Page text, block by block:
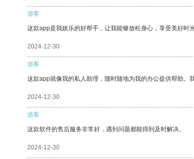
游客
这款app是我娱乐的好帮手，让我能够放松身心，享受美好时光
2024-12-30
游客
这款app就像我的私人助理，随时随地为我的办公提供帮助。
2024-12-30
游客
这款软件的售后服务非常好，遇到问题都能得到及时解决。
2024-12-30